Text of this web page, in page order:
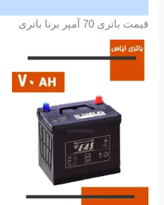
قیمت باتری 70 آمپر برنا باتری